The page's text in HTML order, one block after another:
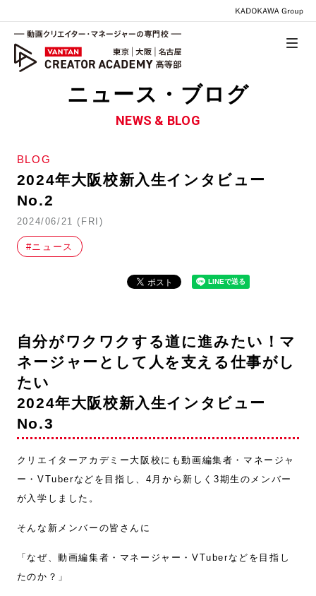
ニュース・ブログ
NEWS & BLOG
BLOG
2024年大阪校新入生インタビュー
No.2
2024/06/21 (FRI)
#ニュース
自分がワクワクする道に進みたい！マ
ネージャーとして人を支える仕事がし
たい
2024年大阪校新入生インタビュー
No.3
クリエイターアカデミー大阪校にも動画編集者・マネージャ
ー・VTuberなどを目指し、4月から新しく3期生のメンバー
が入学しました。
そんな新メンバーの皆さんに
「なぜ、動画編集者・マネージャー・VTuberなどを目指し
たのか？」